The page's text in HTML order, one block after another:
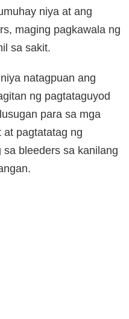
niya at ang
maging pagkawala ng
sa sakit.
natagpuan ang
ng pagtataguyod
para sa mga
at pagtatatag ng
bleeders sa kanilang